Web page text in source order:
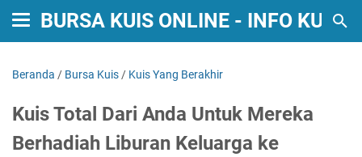
BURSA KUIS ONLINE - INFO KUIS
Beranda / Bursa Kuis / Kuis Yang Berakhir
Kuis Total Dari Anda Untuk Mereka
Berhadiah Liburan Keluarga ke